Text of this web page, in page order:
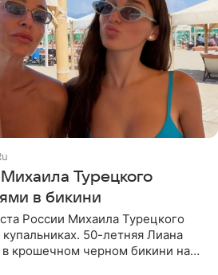
Турецкого
в бикини
России Михаила Турецкого
50-летняя Лиана
в крошечном черном бикини на